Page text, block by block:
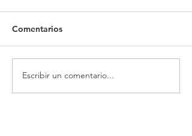
Comentarios
Escribir un comentario...